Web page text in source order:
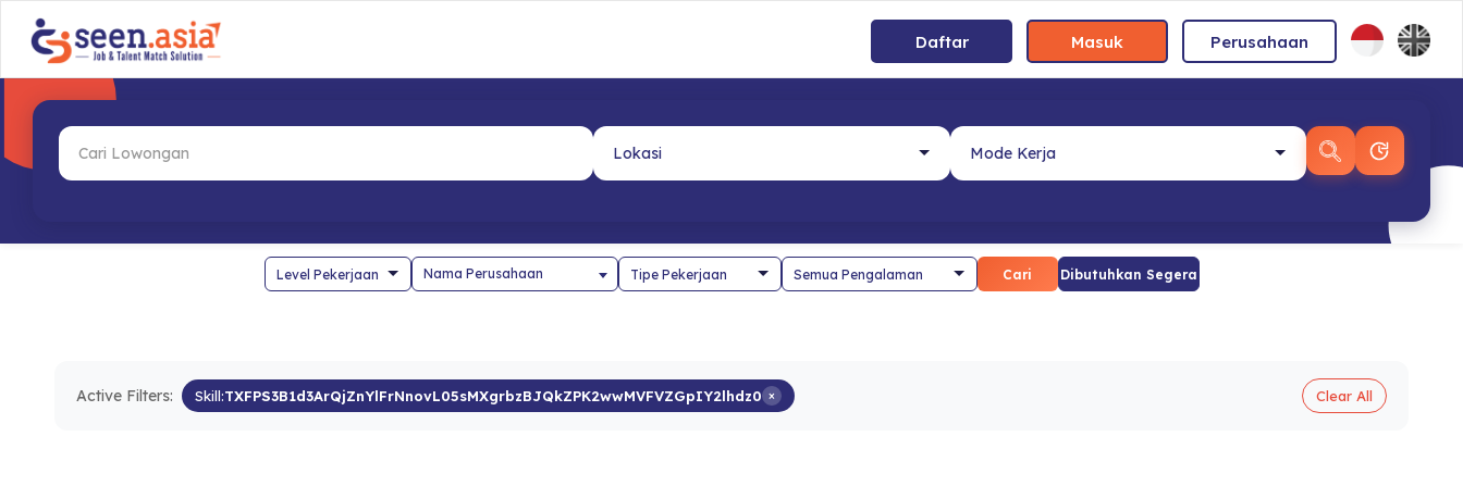
Daftar Masuk Perusahaan
Nama Perusahaan Cari Dibutuhkan Segera
Active Filters: Skill:TXFPS3B1d3ArQjZnYlFrNnovL05sMXgrbzBJQkZPK2wwMVFVZGpIY2lhdz0 × Clear All